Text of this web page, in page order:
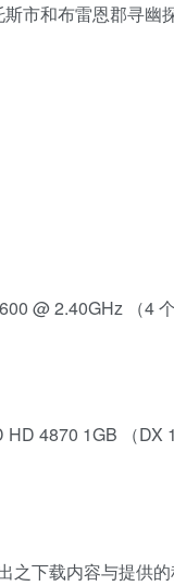
市和布雷恩郡寻
@ 2.40GHz （4
HD 4870 1GB （
之下载内容与提供